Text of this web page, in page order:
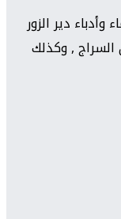
المحافظ سنة 1949علماء وأدباء دير الزور
, وكذلك